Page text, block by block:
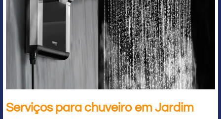
Serviços para chuveiro em Jardim